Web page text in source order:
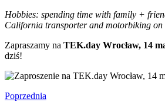
Hobbies: spending time with family +
California transporter and motorbiking on
Zapraszamy na TEK.day Wrocław, 14
dziś!
Poprzednia